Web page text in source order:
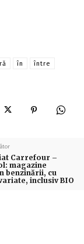
în
între
Carrefour –
magazine
benzinării, cu
inclusiv BIO